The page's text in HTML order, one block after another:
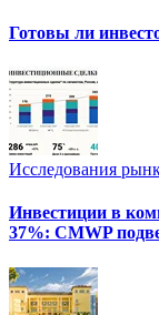
Готовы ли
Исследования
Инвестиции в
37%: CMWP